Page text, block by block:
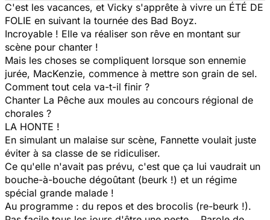
C'est les vacances, et Vicky s'apprête à vivre un ÉTÉ DE
FOLIE en suivant la tournée des Bad Boyz.
Incroyable ! Elle va réaliser son rêve en montant sur
scène pour chanter !
Mais les choses se compliquent lorsque son ennemie
jurée, MacKenzie, commence à mettre son grain de sel.
Comment tout cela va-t-il finir ?
Chanter La Pêche aux moules au concours régional de
chorales ?
LA HONTE !
En simulant un malaise sur scène, Fannette voulait juste
éviter à sa classe de se ridiculiser.
Ce qu'elle n'avait pas prévu, c'est que ça lui vaudrait un
bouche-à-bouche dégoûtant (beurk !) et un régime
spécial grande malade !
Au programme : du repos et des brocolis (re-beurk !).